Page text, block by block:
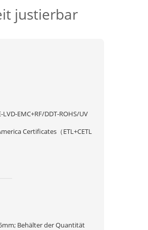
justierbar
EMC+RF/DDT-ROHS/UV
Behälter der Quantität